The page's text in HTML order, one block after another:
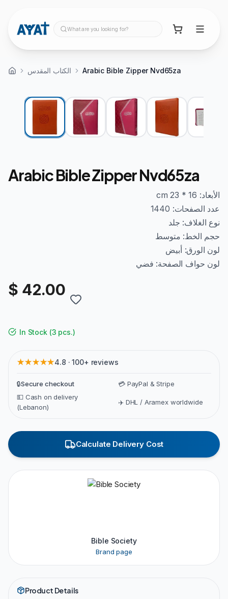
What are you looking for?
الكتاب المقدس Arabic Bible Zipper Nvd65za
Arabic Bible Zipper Nvd65za
اﻷبعاد: 16 * 23 cm
عدد الصفحات: 1440
نوع الغلاف: جلد
حجم الخط: متوسط
لون الورق: أبيض
لون حواف الصفحة: فضي
$ 42.00
In Stock(3 pcs.)
★★★★★4.8 · 100+ reviews
🔒Secure checkout
💳 PayPal & Stripe
💵 Cash on delivery
(Lebanon)
✈️ DHL / Aramex worldwide
Calculate Delivery Cost
Bible Society
Brand page
Product Details